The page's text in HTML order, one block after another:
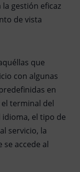
gestión eficaz
de vista
que
con algunas
en
terminal del
el tipo de
servicio, la
accede al